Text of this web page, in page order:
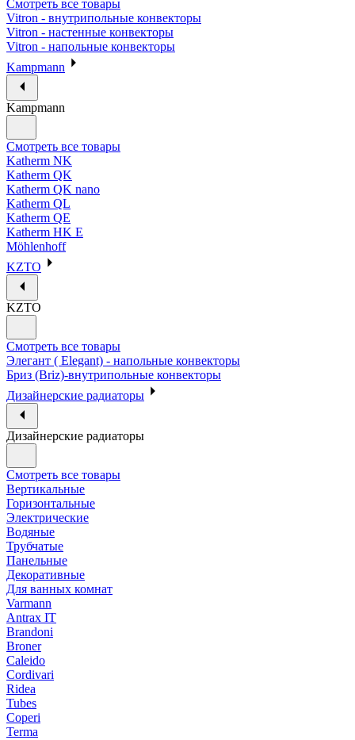
Смотреть все товары
Vitron - внутрипольные конвекторы
Vitron - настенные конвекторы
Vitron - напольные конвекторы
Kampmann
Kampmann
Смотреть все товары
Katherm NK
Katherm QK
Katherm QK nano
Katherm QL
Katherm QE
Katherm HK E
Möhlenhoff
KZTO
KZTO
Смотреть все товары
Элегант ( Elegant) - напольные конвекторы
Бриз (Briz)-внутрипольные конвекторы
Дизайнерские радиаторы
Дизайнерские радиаторы
Смотреть все товары
Вертикальные
Горизонтальные
Электрические
Водяные
Трубчатые
Панельные
Декоративные
Для ванных комнат
Varmann
Antrax IT
Brandoni
Broner
Caleido
Cordivari
Ridea
Tubes
Coperi
Terma